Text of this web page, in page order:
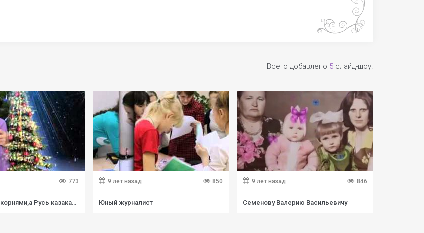
Всего добавлено 5 слайд-шоу.
773
Крепка семья корнями,а Русь казаками
9 лет назад 850
Юный журналист
9 лет назад 846
Семенову Валерию Васильевичу